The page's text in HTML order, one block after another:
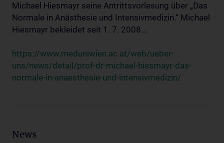
Michael Hiesmayr seine Antrittsvorlesung über „Das
Normale in Anästhesie und Intensivmedizin.“ Michael
Hiesmayr bekleidet seit 1. 7. 2008...
https://www.meduniwien.ac.at/web/ueber-
uns/news/detail/prof-dr-michael-hiesmayr-das-
normale-in-anaesthesie-und-intensivmedizin/
News